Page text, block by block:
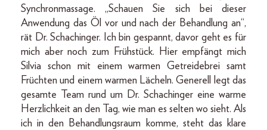
Synchronmassage. „Schauen Sie sich bei dieser
Anwendung das Öl vor und nach der Behandlung an“,
rät Dr. Schachinger. Ich bin gespannt, davor geht es für
mich aber noch zum Frühstück. Hier empfängt mich
Silvia schon mit einem warmen Getreidebrei samt
Früchten und einem warmen Lächeln. Generell legt das
gesamte Team rund um Dr. Schachinger eine warme
Herzlichkeit an den Tag, wie man es selten wo sieht. Als
ich in den Behandlungsraum komme, steht das klare